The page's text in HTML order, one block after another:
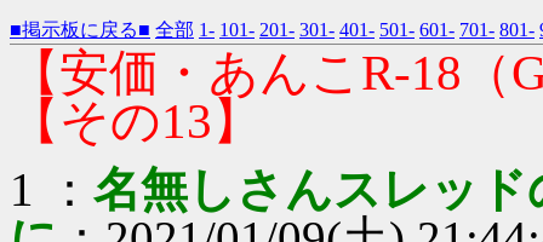
■掲示板に戻る■ 全部 1- 101- 201- 301- 401- 501- 601- 701- 801-
【安価・あんこR-18
【その13】
1 ： 名無しさんスレッ